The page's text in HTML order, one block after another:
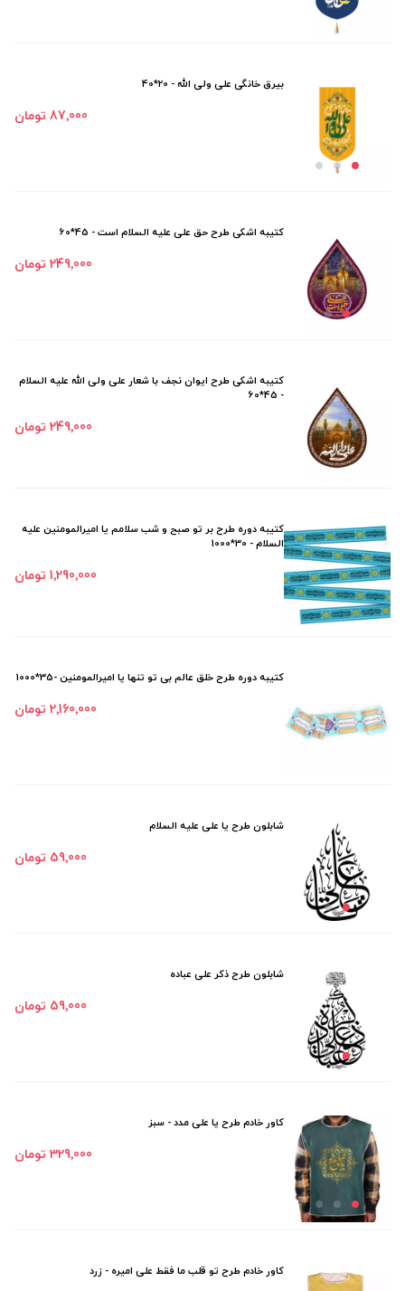
بیرق خانگی علی ولی الله - 20*40
87٬000 تومان
کتیبه اشکی طرح حق علی علیه السلام است - 45*60
249٬000 تومان
کتیبه اشکی طرح ایوان نجف با شعار علی ولی الله علیه السلام
- 45*60
249٬000 تومان
کتیبه دوره طرح بر تو صبح و شب سلامم یا امیرالمومنین علیه
السلام - 30*1000
1٬290٬000 تومان
کتیبه دوره طرح خلق عالم بی تو تنها یا امیرالمومنین -35*1000
2٬160٬000 تومان
شابلون طرح یا علی علیه السلام
59٬000 تومان
شابلون طرح ذکر علی عباده
59٬000 تومان
کاور خادم طرح یا علی مدد - سبز
329٬000 تومان
کاور خادم طرح تو قلب ما فقط علی امیره - زرد